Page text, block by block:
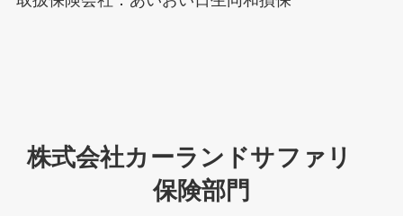
株式会社カーランドサファリ
保険部門